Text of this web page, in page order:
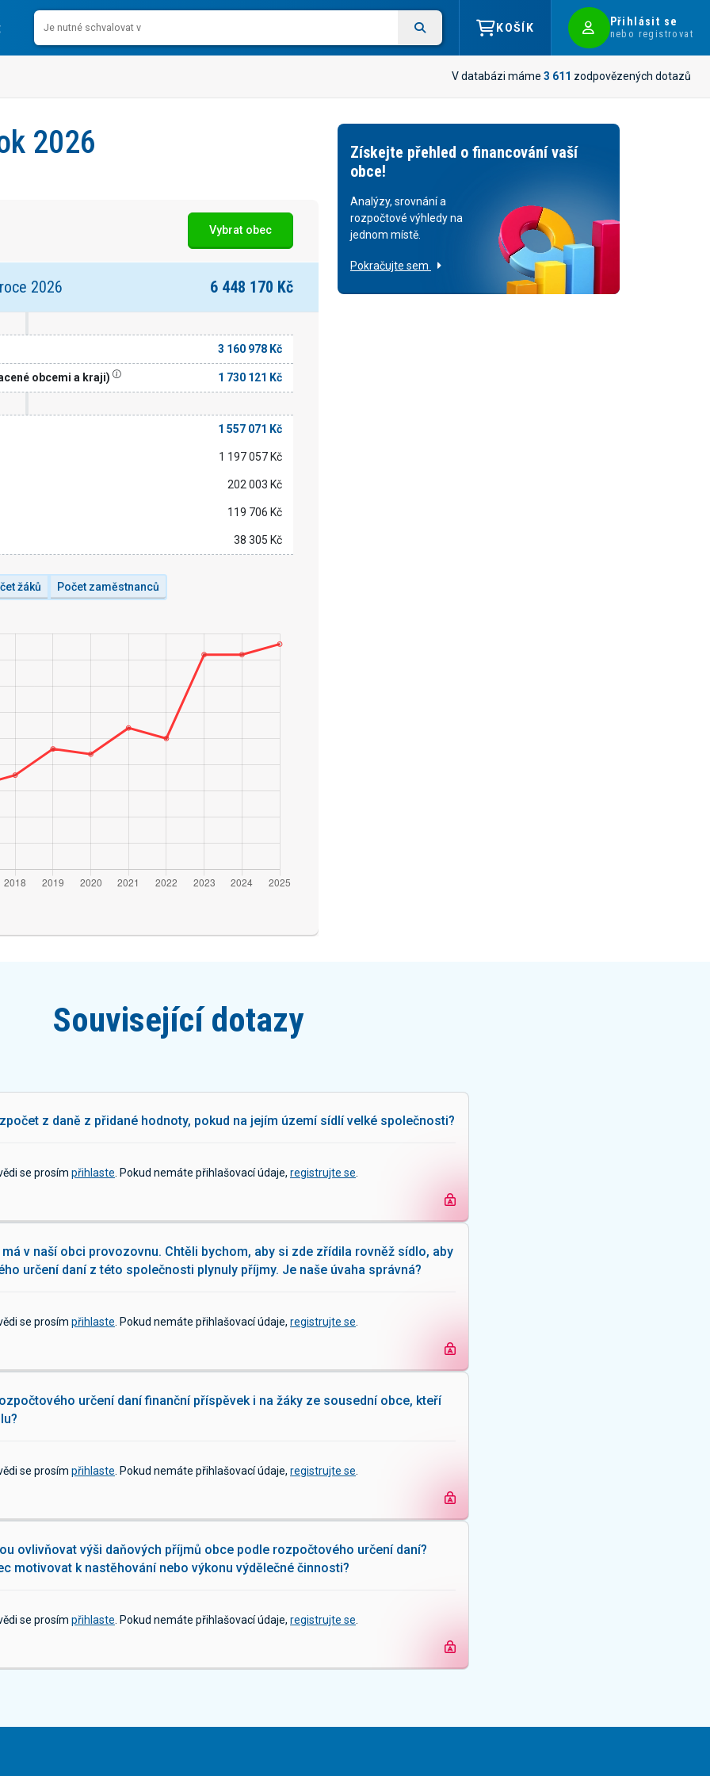
KOŠÍK Přihlásit se
nebo registrovat
V databázi máme 3 611 zodpovězených dotazů
2026
Vybrat obec
2026 6 448 170 Kč
3 160 978 Kč
obcemi a kraji) 1 730 121 Kč
1 557 071 Kč
1 197 057 Kč
202 003 Kč
119 706 Kč
38 305 Kč
žáků Počet zaměstnanců
Získejte přehled o financování vaší
obce!
Analýzy, srovnání a
rozpočtové výhledy na
jednom místě.
Pokračujte sem
Související dotazy
z daně z přidané hodnoty, pokud na jejím území sídlí velké společnosti?
se prosím přihlaste . Pokud nemáte přihlašovací údaje, registrujte se
v naší obci provozovnu. Chtěli bychom, aby si zde zřídila rovněž sídlo, aby
určení daní z této společnosti plynuly příjmy. Je naše úvaha správná?
se prosím přihlaste . Pokud nemáte přihlašovací údaje, registrujte se
určení daní finanční příspěvek i na žáky ze sousední obce, kteří
se prosím přihlaste . Pokud nemáte přihlašovací údaje, registrujte se
ovlivňovat výši daňových příjmů obce podle rozpočtového určení daní?
motivovat k nastěhování nebo výkonu výdělečné činnosti?
se prosím přihlaste . Pokud nemáte přihlašovací údaje, registrujte se